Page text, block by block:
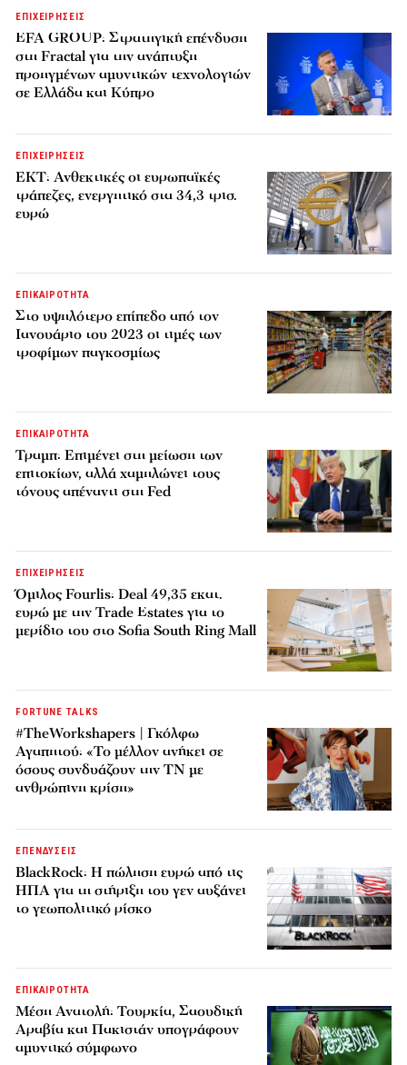
ΕΠΙΧΕΙΡΗΣΕΙΣ
EFA GROUP: Στρατηγική επένδυση
στη Fractal για την ανάπτυξη
προηγμένων αμυντικών τεχνολογιών
σε Ελλάδα και Κύπρο
ΕΠΙΧΕΙΡΗΣΕΙΣ
ΕΚΤ: Ανθεκτικές οι ευρωπαϊκές
τράπεζες, ενεργητικό στα 34,3 τρισ.
ευρώ
ΕΠΙΚΑΙΡΟΤΗΤΑ
Στο υψηλότερο επίπεδο από τον
Ιανουάριο του 2023 οι τιμές των
τροφίμων παγκοσμίως
ΕΠΙΚΑΙΡΟΤΗΤΑ
Τραμπ: Επιμένει στη μείωση των
επιτοκίων, αλλά χαμηλώνει τους
τόνους απέναντι στη Fed
ΕΠΙΧΕΙΡΗΣΕΙΣ
Όμιλος Fourlis: Deal 49,35 εκατ.
ευρώ με την Trade Estates για το
μερίδιο του στο Sofia South Ring Mall
FORTUNE TALKS
#TheWorkshapers | Γκόλφω
Αγαπητού: «Το μέλλον ανήκει σε
όσους συνδυάζουν την ΤΝ με
ανθρώπινη κρίση»
ΕΠΕΝΔΥΣΕΙΣ
BlackRock: Η πώληση ευρώ από τις
ΗΠΑ για τη στήριξη του γεν αυξάνει
το γεωπολιτικό ρίσκο
ΕΠΙΚΑΙΡΟΤΗΤΑ
Μέση Ανατολή: Τουρκία, Σαουδική
Αραβία και Πακιστάν υπογράφουν
αμυντικό σύμφωνο